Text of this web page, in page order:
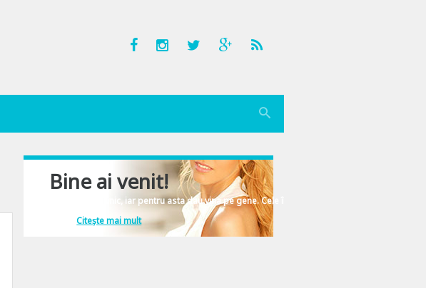
Bine ai venit!
Îmi place să comunic, iar pentru asta dau vina pe gene. Cele înscrise în ADN-ul femeiesc.
Citește mai mult